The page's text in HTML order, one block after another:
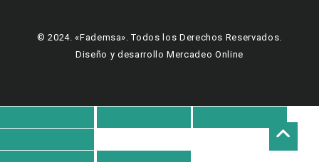
© 2024. «Fademsa». Todos los Derechos Reservados.
Diseño y desarrollo Mercadeo Online